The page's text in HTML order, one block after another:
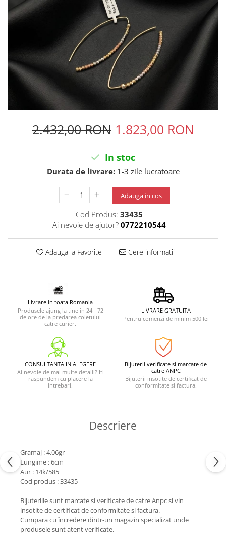
2.432,00 RON 1.823,00 RON
In stoc
Durata de livrare:1-3 zile lucratoare
Adauga in cos
Cod Produs: 33435
Ai nevoie de ajutor? 0772210544
Adauga la Favorite Cere informatii
Livrare in toata Romania
Produsele ajung la tine in 24 - 72
de ore de la predarea coletului
catre curier.
LIVRARE GRATUITA
Pentru comenzi de minim 500 lei
CONSULTANTA IN ALEGERE
Ai nevoie de mai multe detalii? Iti
raspundem cu placere la
intrebari.
Bijuterii verificate si marcate de
catre ANPC
Bijuterii insotite de certificat de
conformitate si factura.
Descriere
Gramaj : 4.06gr
Lungime : 6cm
Aur : 14k/585
Cod produs : 33435
Bijuteriile sunt marcate si verificate de catre Anpc si vin
insotite de certificat de conformitate si factura.
Cumpara cu încredere dintr-un magazin specializat unde
produsele sunt atent verificate.